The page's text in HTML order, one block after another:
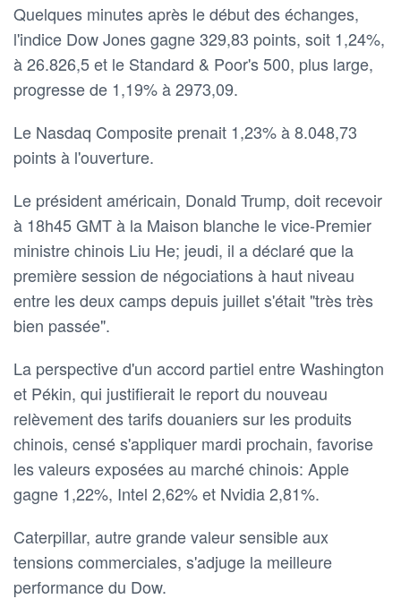
Quelques minutes après le début des échanges,
l'indice Dow Jones gagne 329,83 points, soit 1,24%,
à 26.826,5 et le Standard & Poor's 500, plus large,
progresse de 1,19% à 2973,09.
Le Nasdaq Composite prenait 1,23% à 8.048,73
points à l'ouverture.
Le président américain, Donald Trump, doit recevoir
à 18h45 GMT à la Maison blanche le vice-Premier
ministre chinois Liu He; jeudi, il a déclaré que la
première session de négociations à haut niveau
entre les deux camps depuis juillet s'était "très très
bien passée".
La perspective d'un accord partiel entre Washington
et Pékin, qui justifierait le report du nouveau
relèvement des tarifs douaniers sur les produits
chinois, censé s'appliquer mardi prochain, favorise
les valeurs exposées au marché chinois: Apple
gagne 1,22%, Intel 2,62% et Nvidia 2,81%.
Caterpillar, autre grande valeur sensible aux
tensions commerciales, s'adjuge la meilleure
performance du Dow.